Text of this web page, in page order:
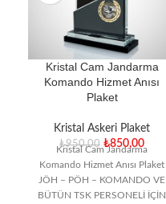
Kristal Cam Jandarma
Komando Hizmet Anısı
Plaket
Kristal Askeri Plaket
₺950,00 ₺850,00
Kristal Cam Jandarma
Komando Hizmet Anısı Plaket
JÖH – PÖH – KOMANDO VE
BÜTÜN TSK PERSONELİ İÇİN